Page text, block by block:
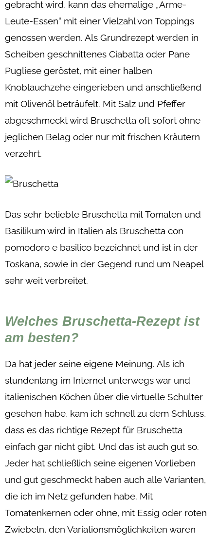
gebracht wird, kann das ehemalige „Arme-
Leute-Essen“ mit einer Vielzahl von Toppings
genossen werden. Als Grundrezept werden in
Scheiben geschnittenes Ciabatta oder Pane
Pugliese geröstet, mit einer halben
Knoblauchzehe eingerieben und anschließend
mit Olivenöl beträufelt. Mit Salz und Pfeffer
abgeschmeckt wird Bruschetta oft sofort ohne
jeglichen Belag oder nur mit frischen Kräutern
verzehrt.
Das sehr beliebte Bruschetta mit Tomaten und
Basilikum wird in Italien als Bruschetta con
pomodoro e basilico bezeichnet und ist in der
Toskana, sowie in der Gegend rund um Neapel
sehr weit verbreitet.
Welches Bruschetta-Rezept ist
am besten?
Da hat jeder seine eigene Meinung. Als ich
stundenlang im Internet unterwegs war und
italienischen Köchen über die virtuelle Schulter
gesehen habe, kam ich schnell zu dem Schluss,
dass es das richtige Rezept für Bruschetta
einfach gar nicht gibt. Und das ist auch gut so.
Jeder hat schließlich seine eigenen Vorlieben
und gut geschmeckt haben auch alle Varianten,
die ich im Netz gefunden habe. Mit
Tomatenkernen oder ohne, mit Essig oder roten
Zwiebeln, den Variationsmöglichkeiten waren